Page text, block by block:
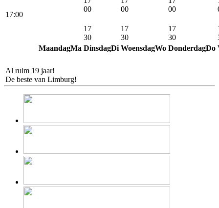
17:00
00
00
00
17
30
17
30
17
30
MaandagMa DinsdagDi WoensdagWo DonderdagDo
Al ruim 19 jaar!
De beste van Limburg!